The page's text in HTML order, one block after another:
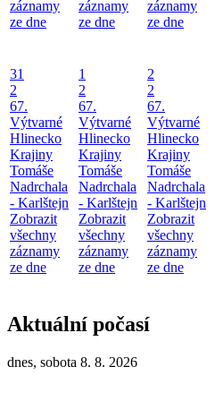
záznamy
ze dne
záznamy
ze dne
záznamy
ze dne
31
2
67.
Výtvarné
Hlinecko
Krajiny
Tomáše
Nadrchala
- Karlštejn
Zobrazit
všechny
záznamy
ze dne
1
2
67.
Výtvarné
Hlinecko
Krajiny
Tomáše
Nadrchala
- Karlštejn
Zobrazit
všechny
záznamy
ze dne
2
2
67.
Výtvarné
Hlinecko
Krajiny
Tomáše
Nadrchala
- Karlštejn
Zobrazit
všechny
záznamy
ze dne
Aktuální počasí
dnes, sobota 8. 8. 2026